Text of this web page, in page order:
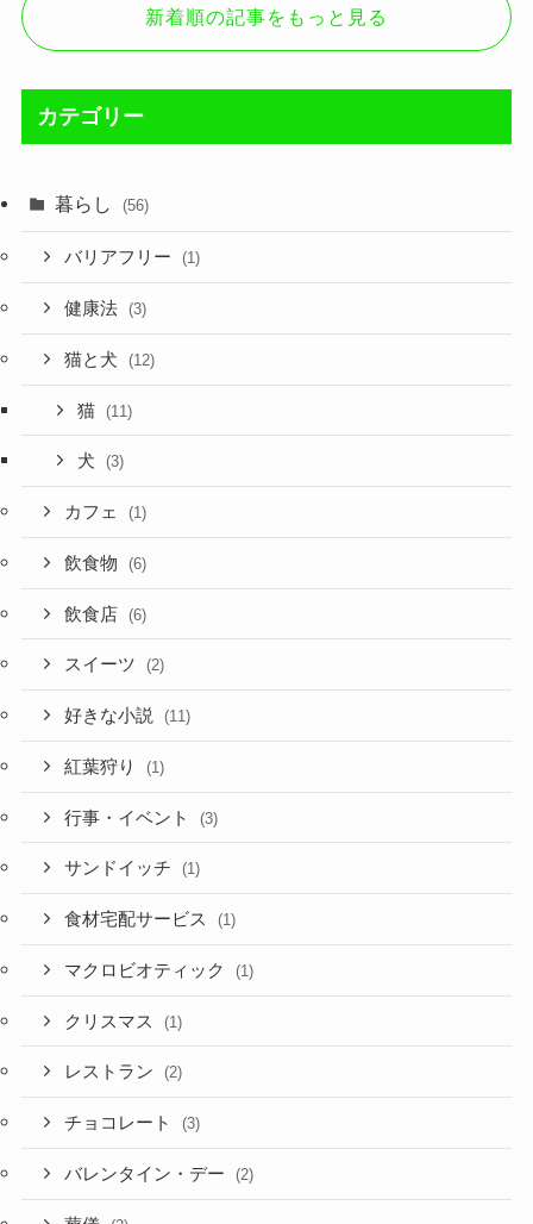
新着順の記事をもっと見る
カテゴリー
暮らし (56)
バリアフリー (1)
健康法 (3)
猫と犬 (12)
猫 (11)
犬 (3)
カフェ (1)
飲食物 (6)
飲食店 (6)
スイーツ (2)
好きな小説 (11)
紅葉狩り (1)
行事・イベント (3)
サンドイッチ (1)
食材宅配サービス (1)
マクロビオティック (1)
クリスマス (1)
レストラン (2)
チョコレート (3)
バレンタイン・デー (2)